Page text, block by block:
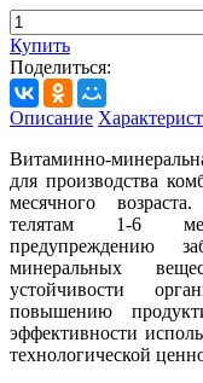
Купить
Поделиться:
Описание
Витаминно-
для производства
месячного
телятам 1-6
предупреждению
минеральных
устойчивости
повышению
эффективности
технологической